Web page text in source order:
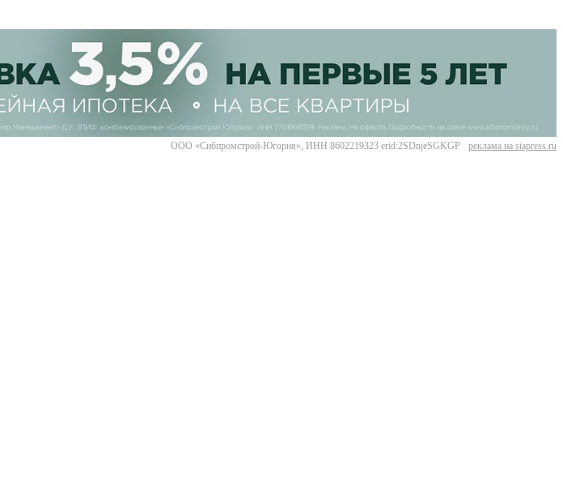
ООО «Сибпромстрой-Югория», ИНН 8602219323 erid:2SDnjeSGKGP реклама на siapress.ru